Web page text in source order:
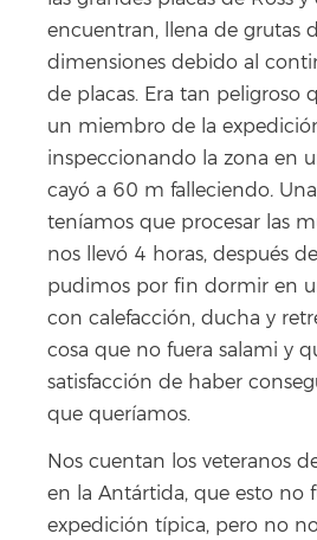
encuentran, llena de grutas
dimensiones debido al
de placas. Era tan peligroso
un miembro de la
inspeccionando la zona en
cayó a 60 m falleciendo.
teníamos que procesar las
nos llevó 4 horas, después
pudimos por fin dormir en
con calefacción, ducha y
cosa que no fuera salami y
satisfacción de haber
que queríamos.
Nos cuentan los veteranos
en la Antártida, que esto no
expedición típica, pero no